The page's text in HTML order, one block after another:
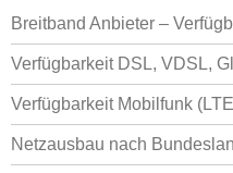
Breitband Anbieter –
Verfügbarkeit DSL, VDSL,
Verfügbarkeit Mobilfunk
Netzausbau nach